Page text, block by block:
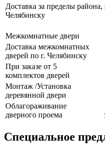
Доставка за пределы района,
Челябинску
Межкомнатные двери
Доставка межкомнатных
дверей по г. Челябинску
При заказе от 5
комплектов дверей
Монтаж /Установка
деревянной двери
Облагораживание
дверного проема
Специальное